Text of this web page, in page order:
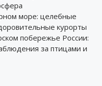
море: целебные
курорты
побережье России:
за птицами и